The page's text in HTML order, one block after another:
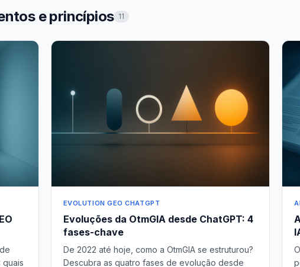
e princípios 11
quais
EVOLUTION GEO CHATGPT
Evoluções da OtmGIA desde ChatGPT: 4
fases-chave
De 2022 até hoje, como a OtmGIA se estruturou?
Descubra as quatro fases de evolução desde